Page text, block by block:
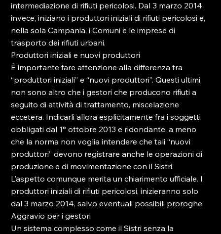
intermediazione di rifiuti pericolosi. Dal 3 marzo 2014,
invece, iniziano i produttori iniziali di rifiuti pericolosi e,
nella sola Campania, i Comuni e le imprese di
trasporto dei rifiuti urbani.
Produttori iniziali e nuovi produttori
È importante fare attenzione alla differenza tra
“produttori iniziali” e “nuovi produttori”. Questi ultimi,
non sono altro che i gestori che producono rifiuti a
seguito di attività di trattamento, miscelazione
eccetera. Indicarli allora esplicitamente fra i soggetti
obbligati dal 1° ottobre 2013 e ridondante, a meno
che la norma non voglia intendere che tali “nuovi
produttori” devono registrare anche le operazioni di
produzione e di movimentazione con il Sistri.
L'aspetto comunque merita un chiarimento ufficiale. I
produttori iniziali di rifiuti pericolosi, inizieranno solo
dal 3 marzo 2014, salvo eventuali possibili proroghe.
Aggravio per i gestori
Un sistema complesso come il Sistri senza la